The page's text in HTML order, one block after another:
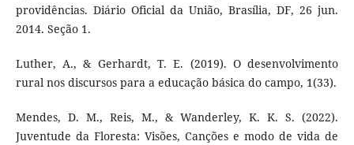
providências. Diário Oficial da União, Brasília, DF, 26 jun.
2014. Seção 1.
Luther, A., & Gerhardt, T. E. (2019). O desenvolvimento
rural nos discursos para a educação básica do campo, 1(33).
Mendes, D. M., Reis, M., & Wanderley, K. K. S. (2022).
Juventude da Floresta: Visões, Canções e modo de vida de